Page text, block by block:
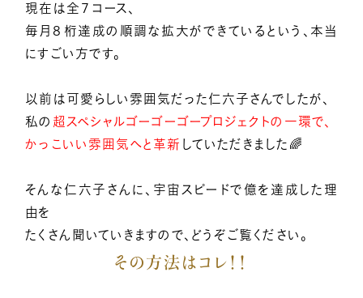
小熊弥生のご紹介
現在は全７コース、
毎月８桁達成の順調な拡大ができているという、本当
にすごい方です。
以前は可愛らしい雰囲気だった仁六子さんでしたが、
私の 超スペシャルゴーゴーゴープロジェクトの一環で、
かっこいい雰囲気へと革新 していただきました🌈
そんな仁六子さんに、宇宙スピードで億を達成した理
由を
たくさん聞いていきますので、どうぞご覧ください。
その方法はコレ！！